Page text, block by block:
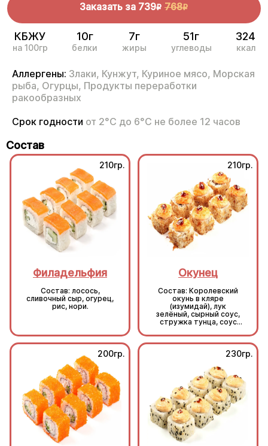
Заказать за 739R 768R
КБЖУ
на 100гр
10г
белки
7г
жиры
51г
углеводы
324
ккал
Аллергены: Злаки, Кунжут, Куриное мясо, Морская
рыба, Огурцы, Продукты переработки
ракообразных
Срок годности от 2°С до 6°С не более 12 часов
Состав
210гр.
Филадельфия
Состав: лосось,
сливочный сыр, огурец,
рис, нори.
210гр.
Окунец
Состав: Королевский
окунь в кляре
(изумидай), лук
зелёный, сырный соус,
стружка тунца, соус
200гр. 230гр.